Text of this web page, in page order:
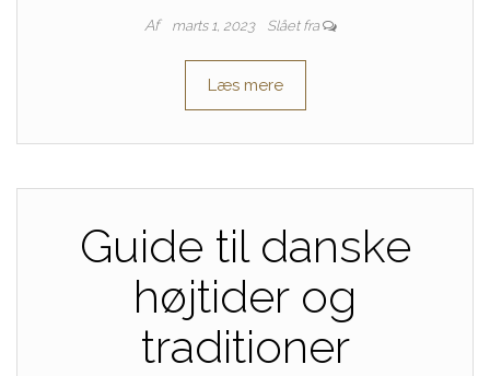
Af marts 1, 2023 Slået fra
Læs mere
Guide til danske
højtider og
traditioner